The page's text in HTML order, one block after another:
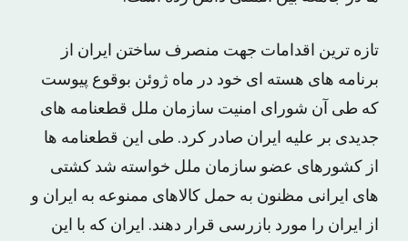
تازه ترین اقدامات جهت منصرف ساختن ایران از
برنامه های هسته ای خود در ماه ژوئن بوقوع پیوست
که طی آن شورای امنیت سازمان ملل قطعنامه های
جدیدی بر علیه ایران صادر کرد. طی این قطعنامه ها
از کشورهای عضو سازمان ملل خواسته شد کشتی
های ایرانی مظنون به حمل کالاهای ممنوعه به ایران و
از ایران را مورد بازرسی قرار دهند. ایران که با این